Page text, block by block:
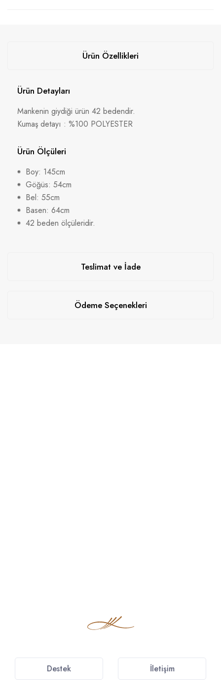
Ürün Özellikleri
Ürün Detayları
Mankenin giydiği ürün 42 bedendir.
Kumaş detayı : %100 POLYESTER
Ürün Ölçüleri
Boy: 145cm
Göğüs: 54cm
Bel: 55cm
Basen: 64cm
42 beden ölçüleridir.
Teslimat ve İade
Ödeme Seçenekleri
Destek İletişim